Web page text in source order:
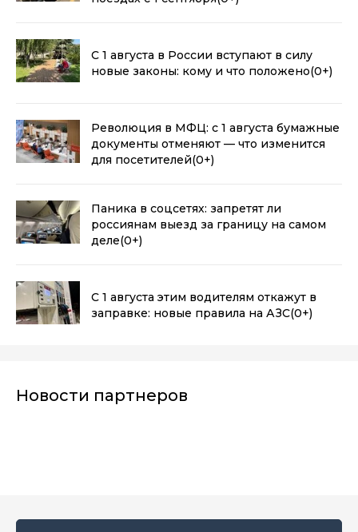
С 1 августа в России вступают в силу
новые законы: кому и что положено(0+)
Революция в МФЦ: с 1 августа бумажные
документы отменяют — что изменится
для посетителей(0+)
Паника в соцсетях: запретят ли
россиянам выезд за границу на самом
деле(0+)
С 1 августа этим водителям откажут в
заправке: новые правила на АЗС(0+)
Новости партнеров